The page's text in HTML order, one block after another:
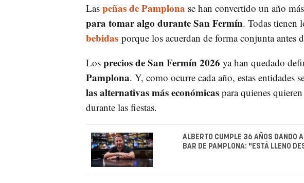
Las peñas de Pamplona se han convertido un año
para tomar algo durante San Fermín. Todas tienen
bebidasporque los acuerdan de forma conjunta antes
Los precios de San Fermín 2026 ya han quedado
Pamplona. Y, como ocurre cada año, estas entidades
las alternativas más económicaspara quienes
durante las fiestas.
ALBERTO CUMPLE 36 AÑOS DANDO
BAR DE PAMPLONA: "ESTÁ LLENO